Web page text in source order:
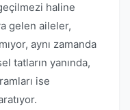
haline
gelen aileler,
aynı zamanda
tatların yanında,
ise